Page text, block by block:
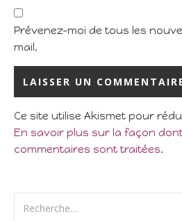
Prévenez-moi de tous les
mail.
Ce site utilise Akismet pour
En savoir plus sur la façon
commentaires sont traitées.